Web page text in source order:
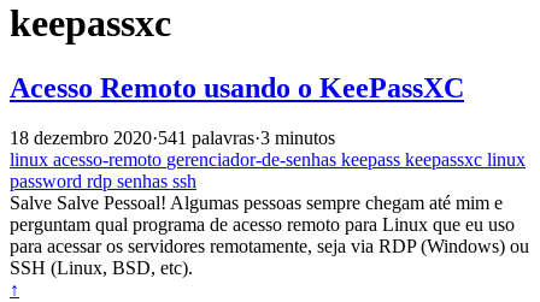
keepassxc
Acesso Remoto usando o KeePassXC
18 dezembro 2020·541 palavras·3 minutos
linux acesso-remoto gerenciador-de-senhas keepass keepassxc linux
password rdp senhas ssh
Salve Salve Pessoal! Algumas pessoas sempre chegam até mim e
perguntam qual programa de acesso remoto para Linux que eu uso
para acessar os servidores remotamente, seja via RDP (Windows) ou
SSH (Linux, BSD, etc).
↑